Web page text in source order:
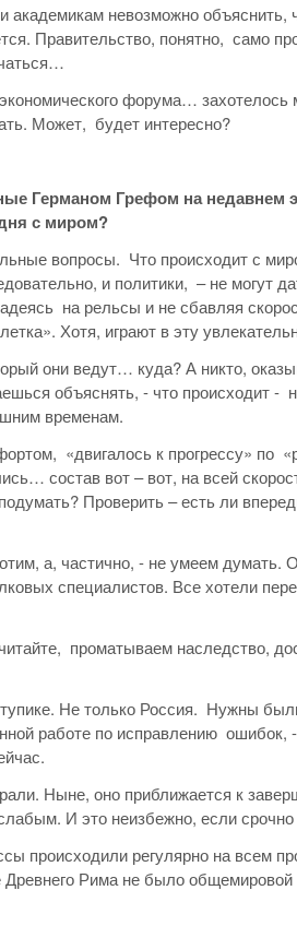
невозможно объяснить,
Правительство, понятно, само
форума… захотелось
Может, будет интересно?
Германом Грефом на недавнем
с миром?
вопросы. Что происходит с
и политики, – не могут
на рельсы и не сбавляя
Хотя, играют в эту
они ведут… куда? А никто,
объяснять, - что происходит
временам.
«двигалось к прогрессу»
состав вот – вот, на всей
Проверить – есть ли
а, частично, - не умеем
специалистов. Все хотели
проматываем наследство,
Не только Россия. Нужны
работе по исправлению
Ныне, оно приближается к
И это неизбежно, если срочно
происходили регулярно на всем
Древнего Рима не было